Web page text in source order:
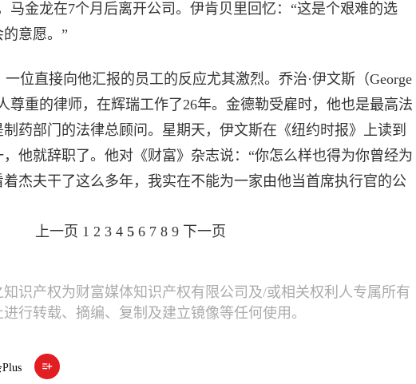
马金龙在7个月后离开公司。伊肯贝里回忆：“这是个艰难的选
意愿。”
位直接向他汇报的员工的反应尤其激烈。乔治·伊文斯（George
尊重的律师，在辉瑞工作了26年。金德勒受雇时，他也是最高法
药部门的法律总顾问。星期天，伊文斯在《纽约时报》上读到
，他就辞职了。他对《财富》杂志说：“你怎么样也得为你曾经为
杰夫干了这么多年，我实在不能为一家由他当首席执行官的公
上一页 1 2 3 4 5 6 7 8 9 下一页
识产权为财富媒体知识产权有限公司及/或相关权利人专属所有
行转载、摘编、复制及建立镜像等任何使用。